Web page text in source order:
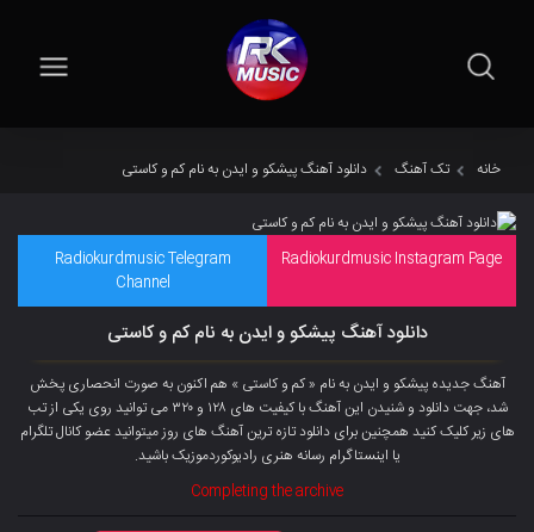
خانه تک آهنگ دانلود آهنگ پیشکو و ایدن به نام کم و کاستی
Radiokurdmusic Instagram Page
Radiokurdmusic Telegram
Channel
دانلود آهنگ پیشکو و ایدن به نام کم و کاستی
آهنگ جدیده پیشکو و ایدن به نام « کم و کاستی » هم اکنون به صورت انحصاری پخش
شد، جهت دانلود و شنیدن این آهنگ با کیفیت های ۱۲۸ و ۳۲۰ می توانید روی یکی از تب
های زیر کلیک کنید همچنین برای دانلود تازه ترین آهنگ های روز میتوانیدعضو کانال تلگرام
یا اینستاگرام رسانه هنری رادیوکوردموزیک باشید.
Completing the archive